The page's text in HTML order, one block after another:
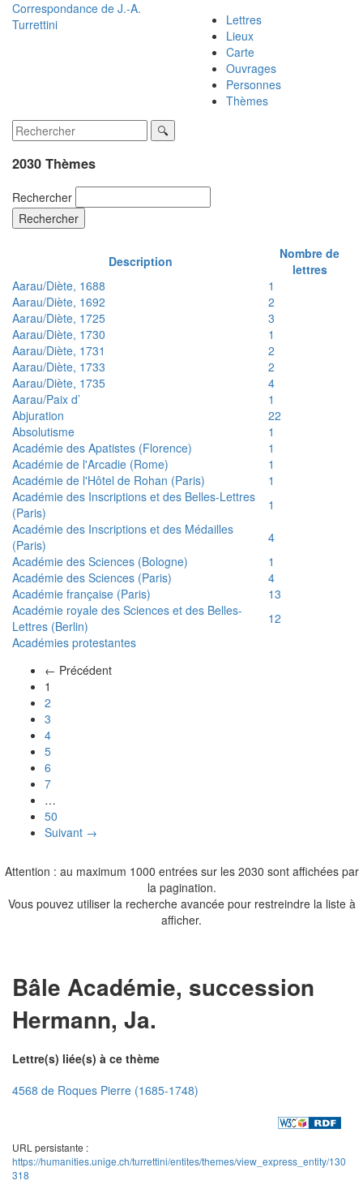
Correspondance de J.-A.
Turrettini
Lettres
Lieux
Carte
Ouvrages
Personnes
Thèmes
2030 Thèmes
Rechercher
Rechercher
Description
Nombre de
lettres
Aarau/Diète, 1688
1
Aarau/Diète, 1692
2
Aarau/Diète, 1725
3
Aarau/Diète, 1730
1
Aarau/Diète, 1731
2
Aarau/Diète, 1733
2
Aarau/Diète, 1735
4
Aarau/Paix d’
1
Abjuration
22
Absolutisme
1
Académie des Apatistes (Florence)
1
Académie de l'Arcadie (Rome)
1
Académie de l'Hôtel de Rohan (Paris)
1
Académie des Inscriptions et des Belles-Lettres
(Paris)
1
Académie des Inscriptions et des Médailles
(Paris)
4
Académie des Sciences (Bologne)
1
Académie des Sciences (Paris)
4
Académie française (Paris)
13
Académie royale des Sciences et des Belles-
Lettres (Berlin)
12
Académies protestantes
← Précédent
1
2
3
4
5
6
7
…
50
Suivant →
Attention : au maximum 1000 entrées sur les 2030 sont affichées par
la pagination.
Vous pouvez utiliser la recherche avancée pour restreindre la liste à
afficher.
Bâle Académie, succession
Hermann, Ja.
Lettre(s) liée(s) à ce thème
4568 de Roques Pierre (1685-1748)
URL persistante :
https://humanities.unige.ch/turrettini/entites/themes/view_express_entity/130
318